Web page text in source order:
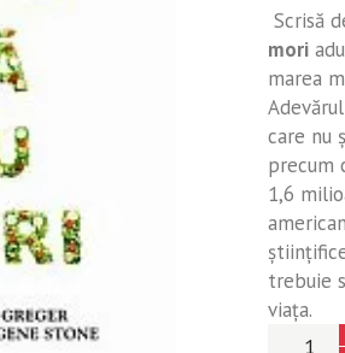
Scrisă
mori
marea
care nu
precum
1,6
trebuie
viaţa.
Cantitate